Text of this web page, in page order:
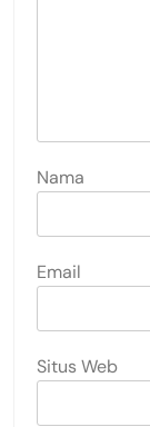
Nama
Email
Situs Web